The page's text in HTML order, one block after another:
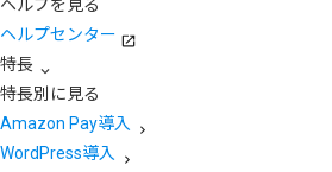
ヘルプを見る
ヘルプセンター
特長
特長別に見る
Amazon Pay導入
WordPress導入